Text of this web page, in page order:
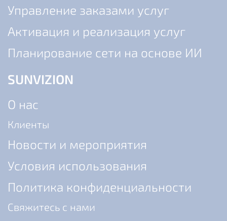
Управление заказами услуг
Активация и реализация услуг
Планирование сети на основе ИИ
SUNVIZION
О нас
Клиенты
Новости и мероприятия
Условия использования
Политика конфиденциальности
Cвяжитесь с нами